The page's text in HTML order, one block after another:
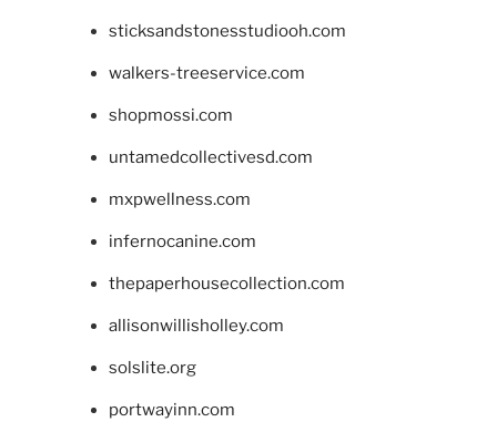
sticksandstonesstudiooh.com
walkers-treeservice.com
shopmossi.com
untamedcollectivesd.com
mxpwellness.com
infernocanine.com
thepaperhousecollection.com
allisonwillisholley.com
solslite.org
portwayinn.com